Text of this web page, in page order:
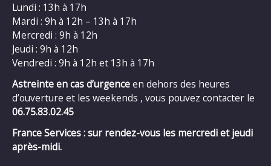
Lundi : 13h à 17h
Mardi : 9h à 12h – 13h à 17h
Mercredi : 9h à 12h
Jeudi : 9h à 12h
Vendredi : 9h à 12h et 13h à 17h
Astreinte en cas d’urgenceen dehors des heures
d’ouverture et les weekends , vous pouvez contacter le
06.75.83.02.45
France Services : sur rendez-vous les mercredi et jeudi
après-midi.